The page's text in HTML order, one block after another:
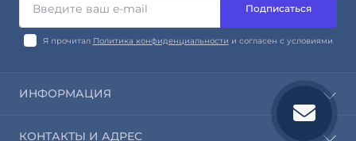
Подписаться
Я прочитал Политика конфиденциальности и согласен с условиями
ИНФОРМАЦИЯ
КОНТАКТЫ И АДРЕС